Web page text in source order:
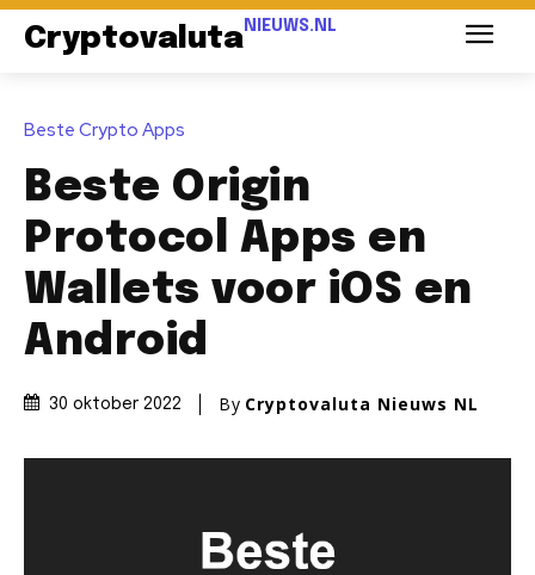
Cryptovaluta NIEUWS.NL
Beste Crypto Apps
Beste Origin
Protocol Apps en
Wallets voor iOS en
Android
30 oktober 2022 By Cryptovaluta Nieuws NL